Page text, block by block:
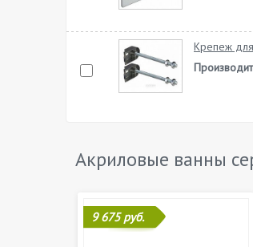
Крепеж
Акриловые ванны
9 675 руб.